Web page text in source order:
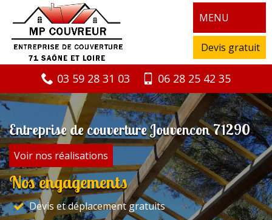
MENU
Devis gratuit
03 59 28 31 03 06 28 25 42 35
Entreprise de couverture Jouvencon 71290
Voir nos réalisations
Nos engagements
Devis et déplacement gratuits